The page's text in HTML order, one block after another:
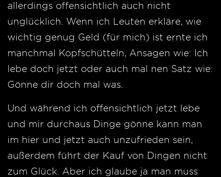
allerdings offensichtlich auch nicht
unglücklich. Wenn ich Leuten erkläre, wie
wichtig genug Geld (für mich) ist ernte ich
manchmal Kopfschütteln, Ansagen wie: Ich
lebe doch jetzt oder auch mal nen Satz wie:
Gönne dir doch mal was.
Und während ich offensichtlich jetzt lebe
und mir durchaus Dinge gönne kann man
im hier und jetzt auch unzufrieden sein,
außerdem führt der Kauf von Dingen nicht
zum Glück. Aber ich glaube ja man muss